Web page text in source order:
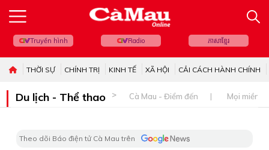
Truyền hình Radio ភាសាខ្មែរ
THỜI SỰ CHÍNH TRỊ KINH TẾ XÃ HỘI CẢI CÁCH HÀNH CHÍNH
Du lịch - Thể thao Cà Mau - Điểm đến Mọi miền
Theo dõi Báo điện tử Cà Mau trên